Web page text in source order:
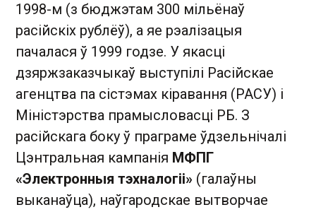
1998-м (з бюджэтам 300 мільёнаў
расійскіх рублёў), а яе рэалізацыя
пачалася ў 1999 годзе. У якасці
дзяржзаказчыкаў выступілі Расійскае
агенцтва па сістэмах кіравання (РАСУ) і
Міністэрства прамысловасці РБ. З
расійскага боку ў праграме ўдзельнічалі
Цэнтральная кампанія МФПГ
«Электронныя тэхналогіі» (галаўны
выканаўца), наўгародскае вытворчае